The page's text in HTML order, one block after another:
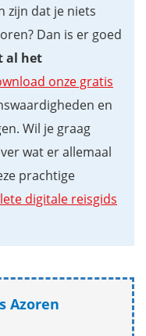
zijn dat je niets
Dan is er goed
al het
onze gratis
en
Wil je graag
wat er allemaal
prachtige
digitale reisgids
Azoren